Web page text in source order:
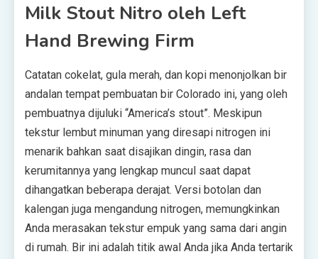
Milk Stout Nitro oleh Left
Hand Brewing Firm
Catatan cokelat, gula merah, dan kopi menonjolkan bir
andalan tempat pembuatan bir Colorado ini, yang oleh
pembuatnya dijuluki “America’s stout”. Meskipun
tekstur lembut minuman yang diresapi nitrogen ini
menarik bahkan saat disajikan dingin, rasa dan
kerumitannya yang lengkap muncul saat dapat
dihangatkan beberapa derajat. Versi botolan dan
kalengan juga mengandung nitrogen, memungkinkan
Anda merasakan tekstur empuk yang sama dari angin
di rumah. Bir ini adalah titik awal Anda jika Anda tertarik